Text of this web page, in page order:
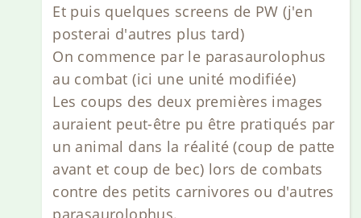
Et puis quelques screens de PW (j'en
posterai d'autres plus tard)
On commence par le parasaurolophus
au combat (ici une unité modifiée)
Les coups des deux premières images
auraient peut-être pu être pratiqués par
un animal dans la réalité (coup de patte
avant et coup de bec) lors de combats
contre des petits carnivores ou d'autres
parasaurolophus.